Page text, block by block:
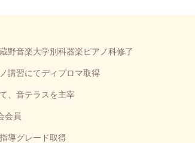
野音楽大学別科器楽ピアノ科修了
講習にてディプロマ取得
、音テラスを主宰
会員
導グレード取得